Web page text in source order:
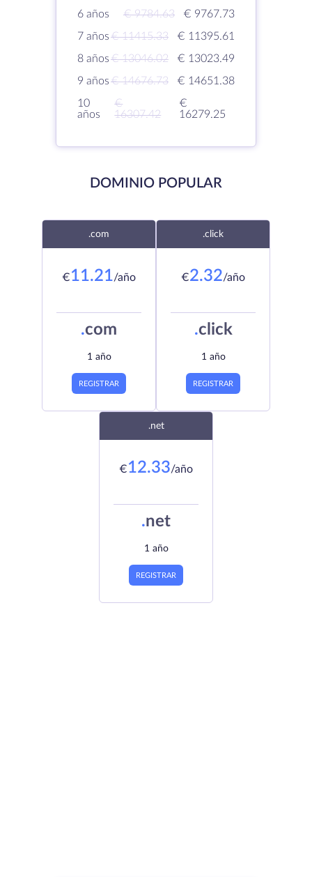
6 años
€ 9784.63
€ 9767.73
7 años€ 11415.33
€ 11395.61
8 años€ 13046.02
€ 13023.49
9 años€ 14676.73
€ 14651.38
10
años
€
16307.42
€
16279.25
DOMINIO POPULAR
.com
€11.21/año
.com
1 año
REGISTRAR
.click
€2.32/año
.click
1 año
REGISTRAR
.net
€12.33/año
.net
1 año
REGISTRAR